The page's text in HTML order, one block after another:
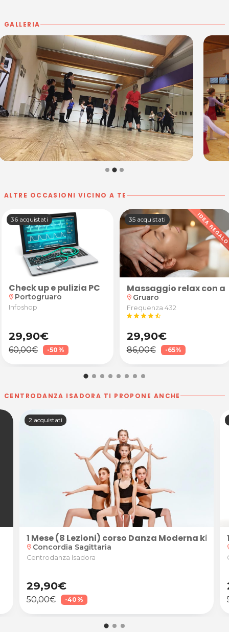
GALLERIA
ALTRE OCCASIONI VICINO A TE
36 acquistati
Check up e pulizia PC
location_on Portogruaro
Infoshop
29,90€
60,00€ -50%
35 acquistati
Massaggio relax con
location_on Gruaro
Frequenza 432
starstarstarstarstar_half
29,90€
86,00€ -65%
CENTRODANZA ISADORA TI PROPONE ANCHE
2 acquistati
1 Mese (8 Lezioni) corso Danza Moderna
location_on Concordia Sagittaria
Centrodanza Isadora
29,90€
50,00€ -40%